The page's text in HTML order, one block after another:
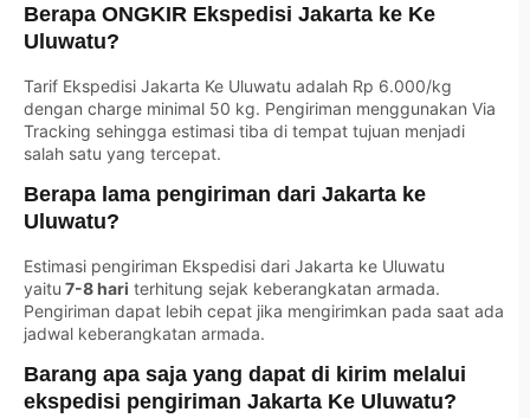
Berapa ONGKIR Ekspedisi Jakarta ke Ke
Uluwatu?
Tarif Ekspedisi Jakarta Ke Uluwatu adalah Rp 6.000/kg
dengan charge minimal 50 kg. Pengiriman menggunakan Via
Tracking sehingga estimasi tiba di tempat tujuan menjadi
salah satu yang tercepat.
Berapa lama pengiriman dari Jakarta ke
Uluwatu?
Estimasi pengiriman Ekspedisi dari Jakarta ke Uluwatu
yaitu 7-8 hari terhitung sejak keberangkatan armada.
Pengiriman dapat lebih cepat jika mengirimkan pada saat ada
jadwal keberangkatan armada.
Barang apa saja yang dapat di kirim melalui
ekspedisi pengiriman Jakarta Ke Uluwatu?